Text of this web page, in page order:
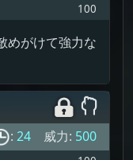
100
めがけて強力な
: 24 威力: 500